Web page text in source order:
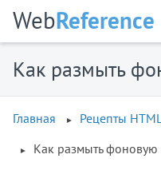
WebReference
Как размыть
Главная
Рецепты
Как размыть фоновую